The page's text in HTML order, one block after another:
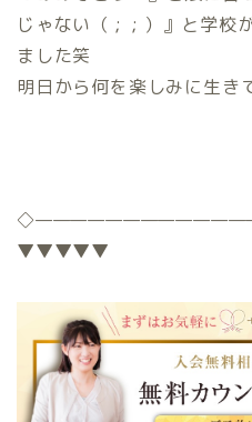
じゃない（ ; ; ）』と学校
ました笑
明日から何を楽しみに生き
◇
▼▼▼▼▼